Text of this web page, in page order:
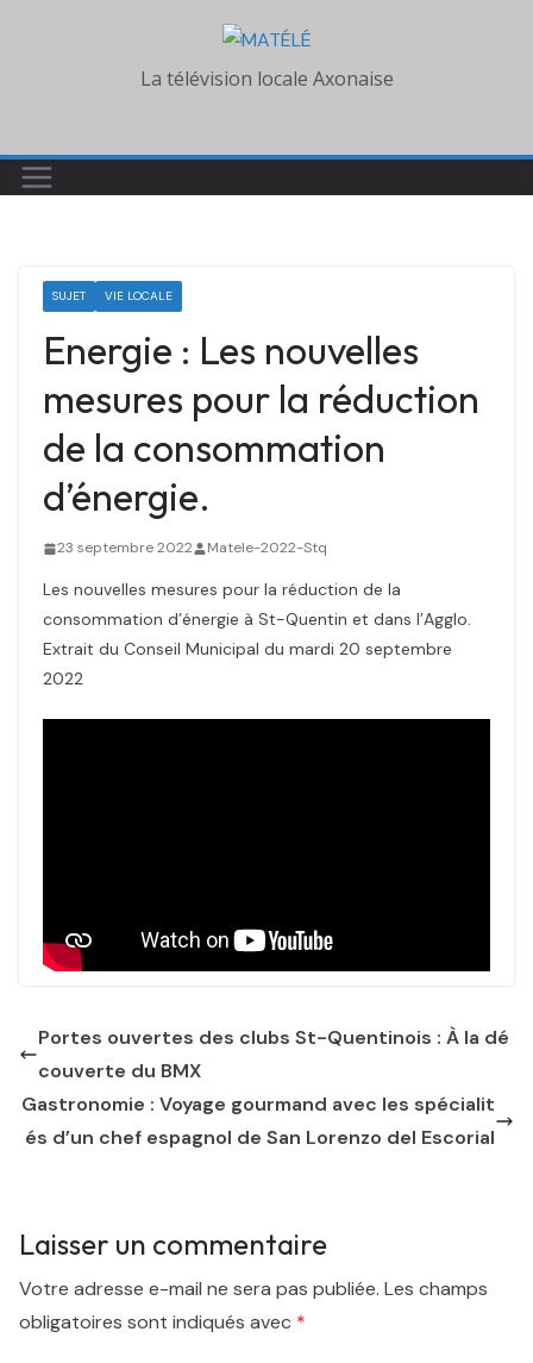
La télévision locale Axonaise
SUJET VIE LOCALE
Energie : Les nouvelles
mesures pour la réduction
de la consommation
d’énergie.
23 septembre 2022 Matele-2022-Stq
Les nouvelles mesures pour la réduction de la
consommation d’énergie à St-Quentin et dans l’Agglo.
Extrait du Conseil Municipal du mardi 20 septembre
2022
Portes ouvertes des clubs St-Quentinois : À la dé
couverte du BMX
Gastronomie : Voyage gourmand avec les spécialit
és d’un chef espagnol de San Lorenzo del Escorial
Laisser un commentaire
Votre adresse e-mail ne sera pas publiée. Les champs
obligatoires sont indiqués avec *